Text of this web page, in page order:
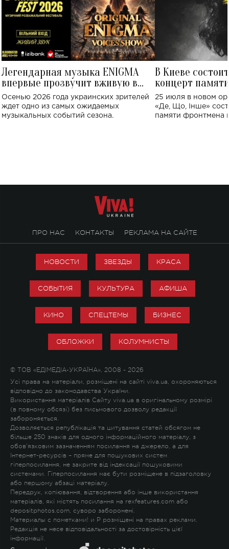
Легендарная музыка ENIGMA
впервые прозвучит вживую в
Украине: где состоится концерт
Осенью 2026 года украинских зрителей
ждет одно из самых ожидаемых
музыкальных событий сезона.
В Киеве
концерт
Клименко:
исполнят песни
25 июля в новом
«Де, Що, Інше»
памяти фронтмена
ПРО НАС КОНТАКТЫ РЕКЛАМА НА САЙТЕ
НОВОСТИ ЗВЕЗДЫ КРАСА
СОБЫТИЯ КУЛЬТУРА АФИША
КИНО СПЕЦТЕМЫ БИЗНЕС
ОБЛОЖКИ КОЛУМНИСТЫ
© ТОВ «ЕДІМЕДІА-УКРАЇНА», 2008 - 2026
Усі права на матеріали, розміщені на сайті viva.ua, охороняються
відповідно до законодавства України.
Використання матеріалів Сайту viva.ua в оригінальному розмірі
(в повному обсязі) без письмового дозволу редакції
забороняється.
Дозволяється републікація та цитування статей обсягом не
більше 250 знаків для одного інформаційного матеріалу, з
обов'язковим зазначенням посилання на джерело, а для
Інтернет-ресурсів – пряме для пошукових систем
гіперпосилання, не закрите від індексації пошуковими
системами. Гіперпосилання має бути розміщене в підзаголовку
або першому абзаці матеріалу.
Передрук, копіювання, відтворення або інше використання
матеріалів, які містять посилання на rexfeatures.com або
depositphotos.com, суворо заборонені.
Материалы с пометками! и P розміщені на правах реклами.
Редакція не несе відповідальності за достовірність цієї
інформації.